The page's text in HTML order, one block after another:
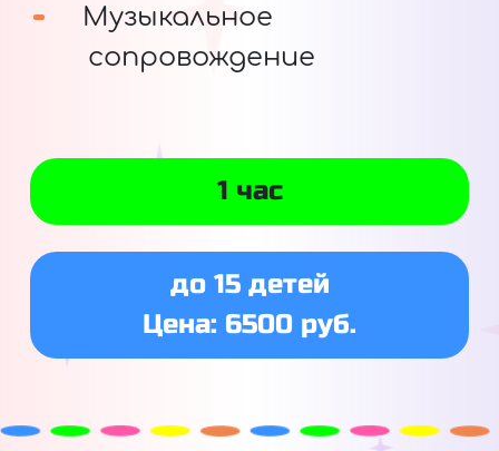
Музыкальное
сопровождение
1 час
до 15 детей
Цена: 6500 руб.